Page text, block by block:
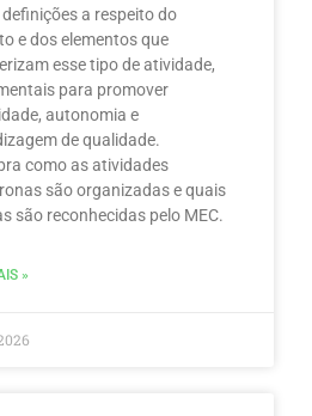
a respeito do
e dos elementos que
esse tipo de atividade,
para promover
autonomia e
de qualidade.
como as atividades
são organizadas e quais
são reconhecidas pelo MEC.
»